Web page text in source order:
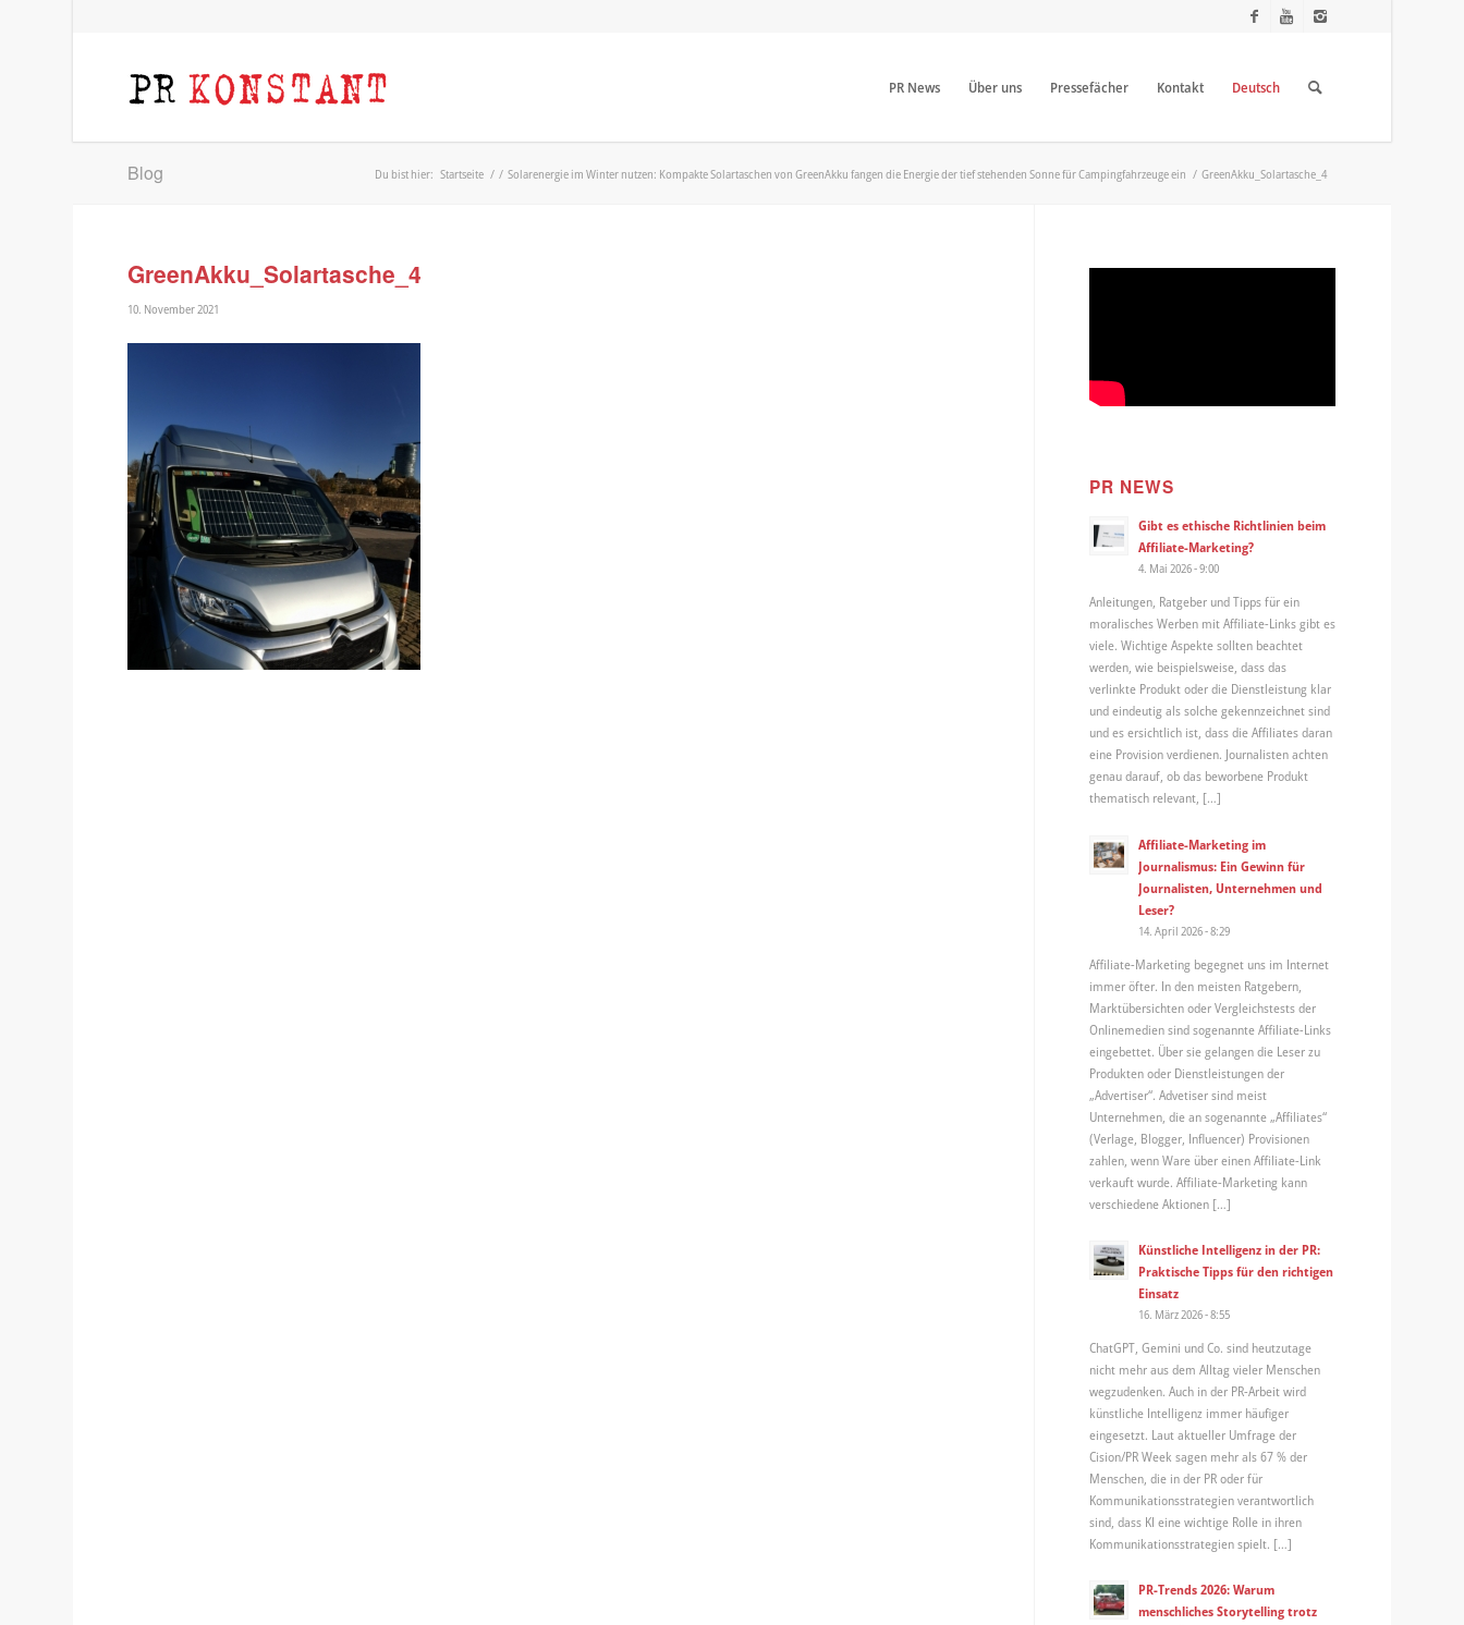
PR News Über uns Pressefächer Kontakt Deutsch
Blog Du bist hier: Startseite / / Solarenergie im Winter nutzen: Kompakte Solartaschen von GreenAkku fangen die Energie der tief stehenden Sonne für Campingfahrzeuge ein / GreenAkku_Solartasche_4
GreenAkku_Solartasche_4
10. November 2021
PR NEWS
Gibt es ethische Richtlinien beim
Affiliate-Marketing?
4. Mai 2026 - 9:00
Anleitungen, Ratgeber und Tipps für ein
moralisches Werben mit Affiliate-Links gibt es
viele. Wichtige Aspekte sollten beachtet
werden, wie beispielsweise, dass das
verlinkte Produkt oder die Dienstleistung klar
und eindeutig als solche gekennzeichnet sind
und es ersichtlich ist, dass die Affiliates daran
eine Provision verdienen. Journalisten achten
genau darauf, ob das beworbene Produkt
thematisch relevant, […]
Affiliate-Marketing im
Journalismus: Ein Gewinn für
Journalisten, Unternehmen und
Leser?
14. April 2026 - 8:29
Affiliate-Marketing begegnet uns im Internet
immer öfter. In den meisten Ratgebern,
Marktübersichten oder Vergleichstests der
Onlinemedien sind sogenannte Affiliate-Links
eingebettet. Über sie gelangen die Leser zu
Produkten oder Dienstleistungen der
„Advertiser“. Advetiser sind meist
Unternehmen, die an sogenannte „Affiliates“
(Verlage, Blogger, Influencer) Provisionen
zahlen, wenn Ware über einen Affiliate-Link
verkauft wurde. Affiliate-Marketing kann
verschiedene Aktionen […]
Künstliche Intelligenz in der PR:
Praktische Tipps für den richtigen
Einsatz
16. März 2026 - 8:55
ChatGPT, Gemini und Co. sind heutzutage
nicht mehr aus dem Alltag vieler Menschen
wegzudenken. Auch in der PR-Arbeit wird
künstliche Intelligenz immer häufiger
eingesetzt. Laut aktueller Umfrage der
Cision/PR Week sagen mehr als 67 % der
Menschen, die in der PR oder für
Kommunikationsstrategien verantwortlich
sind, dass KI eine wichtige Rolle in ihren
Kommunikationsstrategien spielt. […]
PR-Trends 2026: Warum
menschliches Storytelling trotz